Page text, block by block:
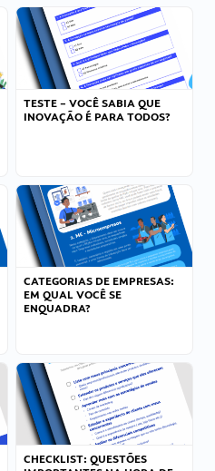
TESTE – VOCÊ SABIA QUE
INOVAÇÃO É PARA TODOS?
CATEGORIAS DE EMPRESAS:
EM QUAL VOCÊ SE
ENQUADRA?
CHECKLIST: QUESTÕES